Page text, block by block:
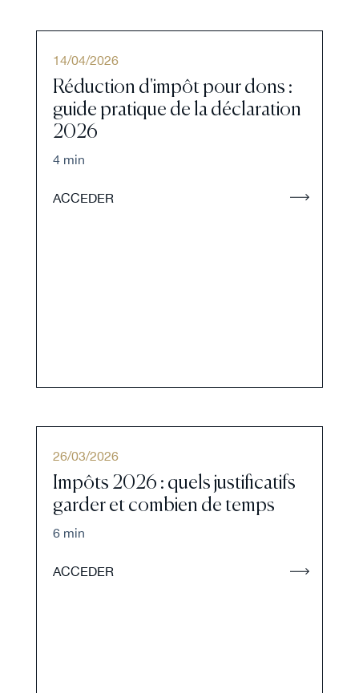
14/04/2026
Réduction d'impôt pour dons :
guide pratique de la déclaration
2026
4 min
ACCEDER
26/03/2026
Impôts 2026 : quels justificatifs
garder et combien de temps
6 min
ACCEDER